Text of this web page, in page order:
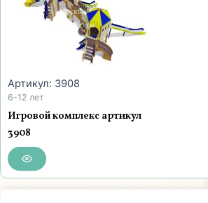
Артикул: 3908
6-12 лет
Игровой комплекс артикул
3908